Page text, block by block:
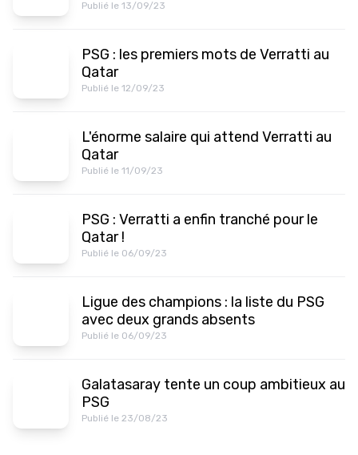
Publié le 13/09/23
PSG : les premiers mots de Verratti au
Qatar
Publié le 12/09/23
L'énorme salaire qui attend Verratti au
Qatar
Publié le 11/09/23
PSG : Verratti a enfin tranché pour le
Qatar !
Publié le 06/09/23
Ligue des champions : la liste du PSG
avec deux grands absents
Publié le 06/09/23
Galatasaray tente un coup ambitieux au
PSG
Publié le 23/08/23